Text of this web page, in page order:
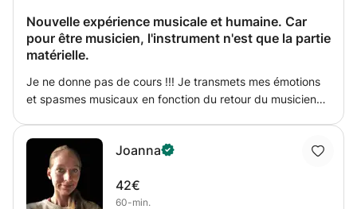
Nouvelle expérience musicale et humaine. Car
pour être musicien, l'instrument n'est que la partie
matérielle.
Je ne donne pas de cours !!! Je transmets mes émotions
et spasmes musicaux en fonction du retour du musicien
pour jouer sur l'instrument. -Je suis réceptif à tous les
âges et toutes les diversités. - Je fais partie des
"dinosaures", mais la batterie acoustique, électronique, les
samplers et le jeu au click, c'est mon truc.
Joanna
42€
60-min.